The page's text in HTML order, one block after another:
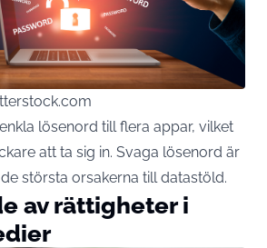
lösenord till flera appar, vilket
att ta sig in. Svaga lösenord är
största orsakerna till datastöld.
av rättigheter i